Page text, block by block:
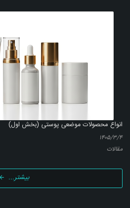
انواع محصولات موضعی پوستی (بخش اول)
۱۴۰۵/۳/۴
مقالات
بیشتر...